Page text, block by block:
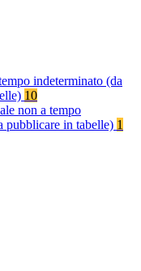
indeterminato (da
10
non a tempo
pubblicare in tabelle) 1